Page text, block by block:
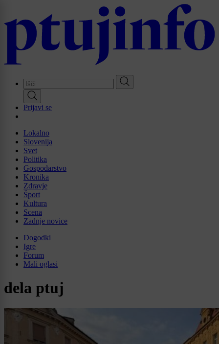
main
Prijavi se
Lokalno
Slovenija
Svet
Politika
Gospodarstvo
Kronika
Zdravje
Šport
Kultura
Scena
Zadnje novice
Dogodki
Igre
Forum
Mali oglasi
dela ptuj